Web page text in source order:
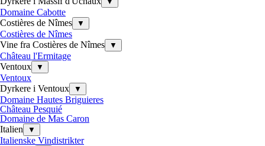
Domaine Cabotte
Costières de Nîmes
▼
Costières de Nîmes
Vine fra Costières de Nîmes
▼
Château l'Ermitage
Ventoux
▼
Ventoux
Dyrkere i Ventoux
▼
Domaine Hautes Briguieres
Château Pesquié
Domaine de Mas Caron
Italien
▼
Italienske Vindistrikter